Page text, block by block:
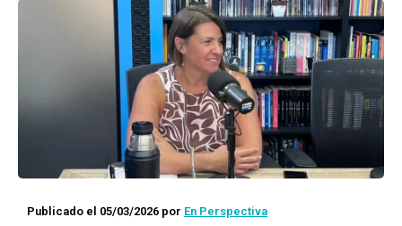
Publicado el 05/03/2026 por En Perspectiva